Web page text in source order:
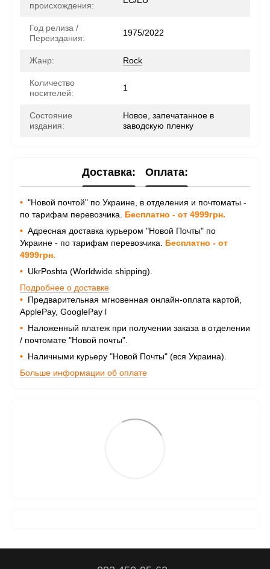
происхождения:
Год релиза /
Переиздания:
1975/2022
Жанр: Rock
Количество
носителей:
1
Состояние
издания:
Новое, запечатанное в
заводскую пленку
Доставка: Оплата:
• "Новой почтой" по Украине, в отделения и почтоматы -
по тарифам перевозчика. Бесплатно - от 4999грн.
• Адресная доставка курьером "Новой Почты" по
Украине - по тарифам перевозчика. Бесплатно - от
4999грн.
• UkrPoshta (Worldwide shipping).
Подробнее о доставке
• Предварительная мгновенная онлайн-оплата картой,
ApplePay, GooglePay l
• Наложенный платеж при получении заказа в отделении
/ почтомате "Новой почты".
• Наличными курьеру "Новой Почты" (вся Украина).
Больше информации об оплате